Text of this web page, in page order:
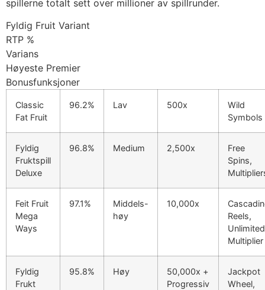
spillerne totalt sett over millioner av spillrunder.
Fyldig Fruit Variant
RTP %
Varians
Høyeste Premier
Bonusfunksjoner
Classic
Fat Fruit
96.2% Lav 500x
Wild
Symbols
Fyldig
Fruktspill
Deluxe
96.8% Medium 2,500x
Free
Spins,
Feit Fruit
Mega
Ways
97.1%
Middels-
høy
10,000x
Reels,
Unlimited
Multiplier
Fyldig
Frukt
95.8% Høy
50,000x +
Progressiv
Jackpot
Wheel,